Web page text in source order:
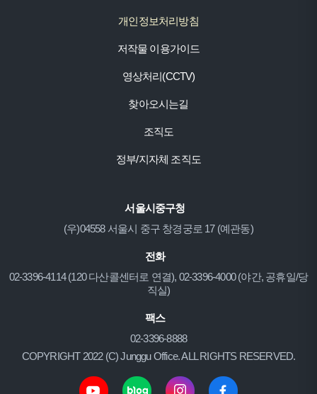
개인정보처리방침
저작물 이용가이드
영상처리(CCTV)
찾아오시는길
조직도
정부/지자체 조직도
서울시중구청
(우)04558 서울시 중구 창경궁로 17 (예관동)
전화
02-3396-4114 (120 다산콜센터로 연결), 02-3396-4000 (야간, 공휴일/당
직실)
팩스
02-3396-8888
COPYRIGHT 2022 (C) Junggu Office. ALL RIGHTS RESERVED.